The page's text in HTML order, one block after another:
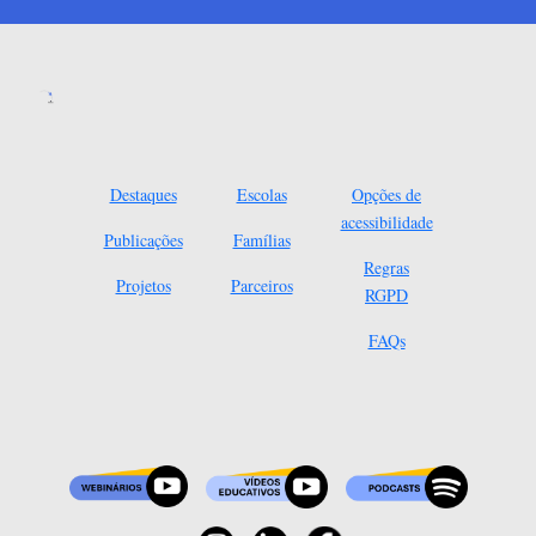
Destaques
Publicações
Projetos
Escolas
Famílias
Parceiros
Opções de
acessibilidade
Regras
RGPD
FAQs